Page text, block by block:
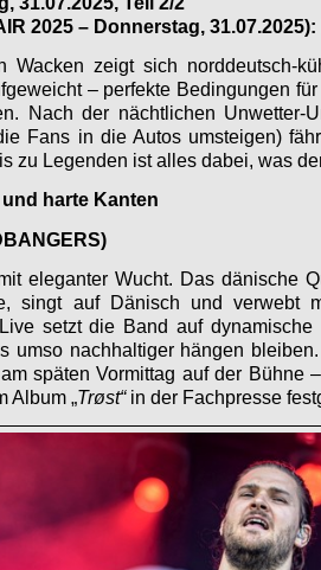
2025 – Donnerstag,
Wacken zeigt sich norddeutsch-
– perfekte Bedingungen
Nach der nächtlichen Unwetter-
Fans in die Autos umsteigen)
zu Legenden ist alles dabei, was
harte Kanten
eleganter Wucht. Das dänische
singt auf Dänisch und verwebt
setzt die Band auf
umso nachhaltiger hängen
späten Vormittag auf der Bühne
Album „Trøst“in der Fachpresse